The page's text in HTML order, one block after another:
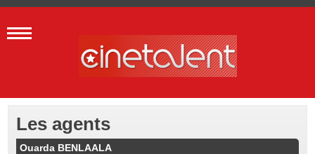
Les agents
Ouarda BENLAALA